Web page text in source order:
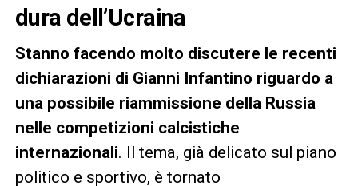
dura dell’Ucraina
Stanno facendo molto discutere le recenti
dichiarazioni di Gianni Infantino riguardo a
una possibile riammissione della Russia
nelle competizioni calcistiche
internazionali. Il tema, già delicato sul piano
politico e sportivo, è tornato